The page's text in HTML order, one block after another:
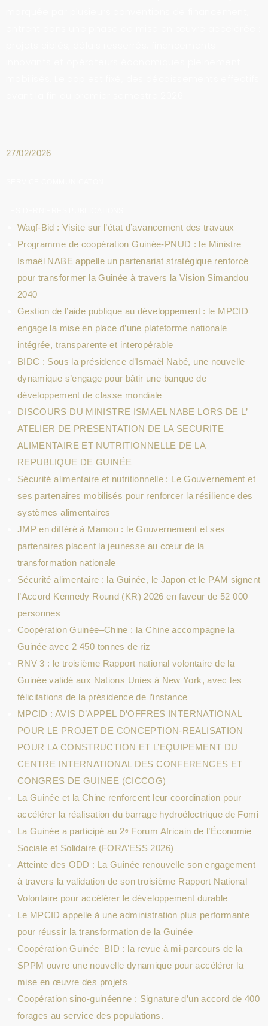
27/02/2026
Waqf-Bid : Visite sur l’état d’avancement des travaux
Programme de coopération Guinée-PNUD : le Ministre
Ismaël NABE appelle un partenariat stratégique renforcé
pour transformer la Guinée à travers la Vision Simandou
2040
Gestion de l’aide publique au développement : le MPCID
engage la mise en place d’une plateforme nationale
intégrée, transparente et interopérable
BIDC : Sous la présidence d’Ismaël Nabé, une nouvelle
dynamique s’engage pour bâtir une banque de
développement de classe mondiale
DISCOURS DU MINISTRE ISMAEL NABE LORS DE L’
ATELIER DE PRESENTATION DE LA SECURITE
ALIMENTAIRE ET NUTRITIONNELLE DE LA
REPUBLIQUE DE GUINÉE
Sécurité alimentaire et nutritionnelle : Le Gouvernement et
ses partenaires mobilisés pour renforcer la résilience des
systèmes alimentaires
JMP en différé à Mamou : le Gouvernement et ses
partenaires placent la jeunesse au cœur de la
transformation nationale
Sécurité alimentaire : la Guinée, le Japon et le PAM signent
l’Accord Kennedy Round (KR) 2026 en faveur de 52 000
personnes
Coopération Guinée–Chine : la Chine accompagne la
Guinée avec 2 450 tonnes de riz
RNV 3 : le troisième Rapport national volontaire de la
Guinée validé aux Nations Unies à New York, avec les
félicitations de la présidence de l’instance
MPCID : AVIS D’APPEL D’OFFRES INTERNATIONAL
POUR LE PROJET DE CONCEPTION-REALISATION
POUR LA CONSTRUCTION ET L’EQUIPEMENT DU
CENTRE INTERNATIONAL DES CONFERENCES ET
CONGRES DE GUINEE (CICCOG)
La Guinée et la Chine renforcent leur coordination pour
accélérer la réalisation du barrage hydroélectrique de Fomi
La Guinée a participé au 2ᵉ Forum Africain de l’Économie
Sociale et Solidaire (FORA’ESS 2026)
Atteinte des ODD : La Guinée renouvelle son engagement
à travers la validation de son troisième Rapport National
Volontaire pour accélérer le développement durable
Le MPCID appelle à une administration plus performante
pour réussir la transformation de la Guinée
Coopération Guinée–BID : la revue à mi-parcours de la
SPPM ouvre une nouvelle dynamique pour accélérer la
mise en œuvre des projets
Coopération sino-guinéenne : Signature d’un accord de 400
forages au service des populations.